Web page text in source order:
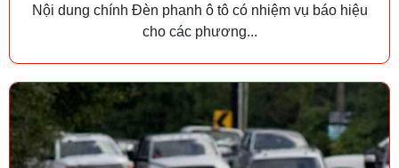
Nội dung chính Đèn phanh ô tô có nhiệm vụ báo hiệu
cho các phương...